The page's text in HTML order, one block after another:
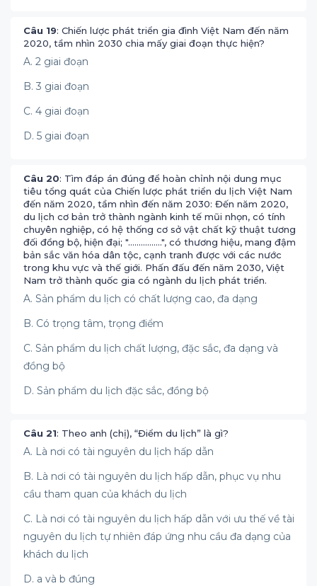
Câu 19: Chiến lược phát triển gia đình Việt Nam đến năm
2020, tầm nhìn 2030 chia mấy giai đoạn thực hiện?
A. 2 giai đoạn
B. 3 giai đoạn
C. 4 giai đoạn
D. 5 giai đoạn
Câu 20: Tìm đáp án đúng để hoàn chỉnh nội dung mục
tiêu tổng quát của Chiến lược phát triển du lịch Việt Nam
đến năm 2020, tầm nhìn đến năm 2030: Đến năm 2020,
du lịch cơ bản trở thành ngành kinh tế mũi nhọn, có tính
chuyên nghiệp, có hệ thống cơ sở vật chất kỹ thuật tương
đối đồng bộ, hiện đại; "................", có thương hiệu, mang đậm
bản sắc văn hóa dân tộc, cạnh tranh được với các nước
trong khu vực và thế giới. Phấn đấu đến năm 2030, Việt
Nam trở thành quốc gia có ngành du lịch phát triển.
A. Sản phẩm du lịch có chất lượng cao, đa dạng
B. Có trọng tâm, trọng điểm
C. Sản phẩm du lịch chất lượng, đặc sắc, đa dạng và
đồng bộ
D. Sản phẩm du lịch đặc sắc, đồng bộ
Câu 21: Theo anh (chị), “Điểm du lịch” là gì?
A. Là nơi có tài nguyên du lịch hấp dẫn
B. Là nơi có tài nguyên du lịch hấp dẫn, phục vụ nhu
cầu tham quan của khách du lịch
C. Là nơi có tài nguyên du lịch hấp dẫn với ưu thế về tài
nguyên du lịch tự nhiên đáp ứng nhu cầu đa dạng của
khách du lịch
D. a và b đúng